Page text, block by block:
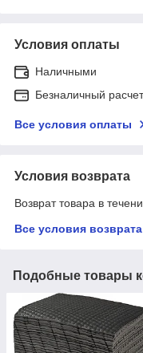
Условия оплаты
Наличными
Безналичный расчет
Все условия оплаты
Условия возврата
Возврат товара в
Все условия возврата
Подобные товары